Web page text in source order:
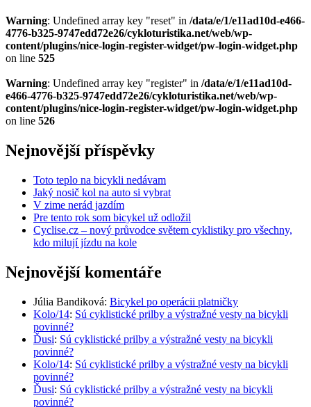
Warning: Undefined array key "reset" in /data/e/1/e11ad10d-e466-
4776-b325-9747edd72e26/cykloturistika.net/web/wp-
content/plugins/nice-login-register-widget/pw-login-widget.php
on line 525
Warning: Undefined array key "register" in /data/e/1/e11ad10d-
e466-4776-b325-9747edd72e26/cykloturistika.net/web/wp-
content/plugins/nice-login-register-widget/pw-login-widget.php
on line 526
Nejnovější příspěvky
Toto teplo na bicykli nedávam
Jaký nosič kol na auto si vybrat
V zime nerád jazdím
Pre tento rok som bicykel už odložil
Cyclise.cz – nový průvodce světem cyklistiky pro všechny,
kdo milují jízdu na kole
Nejnovější komentáře
Júlia Bandiková: Bicykel po operácii platničky
Kolo/14: Sú cyklistické prilby a výstražné vesty na bicykli
povinné?
Ďusi: Sú cyklistické prilby a výstražné vesty na bicykli
povinné?
Kolo/14: Sú cyklistické prilby a výstražné vesty na bicykli
povinné?
Ďusi: Sú cyklistické prilby a výstražné vesty na bicykli
povinné?